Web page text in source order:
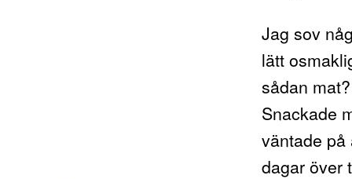
Jag sov
lätt
sådan
Snackade
väntade på
dagar över